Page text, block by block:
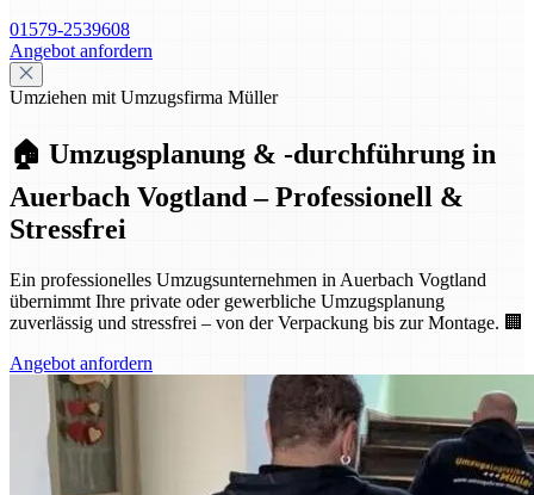
01579-2539608
Angebot anfordern
Umziehen mit Umzugsfirma Müller
🏠 Umzugsplanung & -durchführung in
Auerbach Vogtland – Professionell &
Stressfrei
Ein professionelles Umzugsunternehmen in Auerbach Vogtland
übernimmt Ihre private oder gewerbliche Umzugsplanung
zuverlässig und stressfrei – von der Verpackung bis zur Montage. 🏢
Angebot anfordern